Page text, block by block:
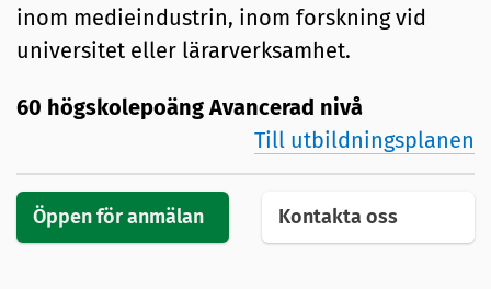
inom medieindustrin, inom forskning vid
universitet eller lärarverksamhet.
60 högskolepoäng Avancerad nivå
Till utbildningsplanen
Öppen för anmälan Kontakta oss